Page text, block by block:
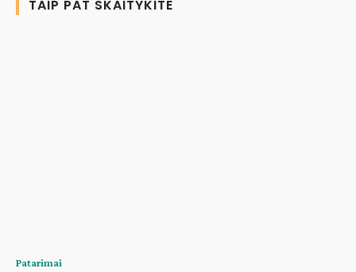
TAIP PAT SKAITYKITE
Patarimai